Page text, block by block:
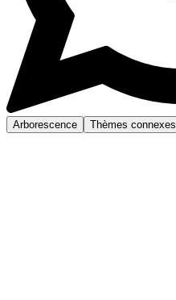
Arborescence Thèmes connexes